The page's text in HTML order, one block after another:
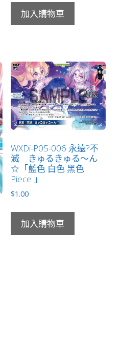
加入購物車
WXDi-P05-006 永遠?不
滅 きゅるきゅる～ん
☆「藍色 白色 黑色
Piece 」
$1.00
加入購物車